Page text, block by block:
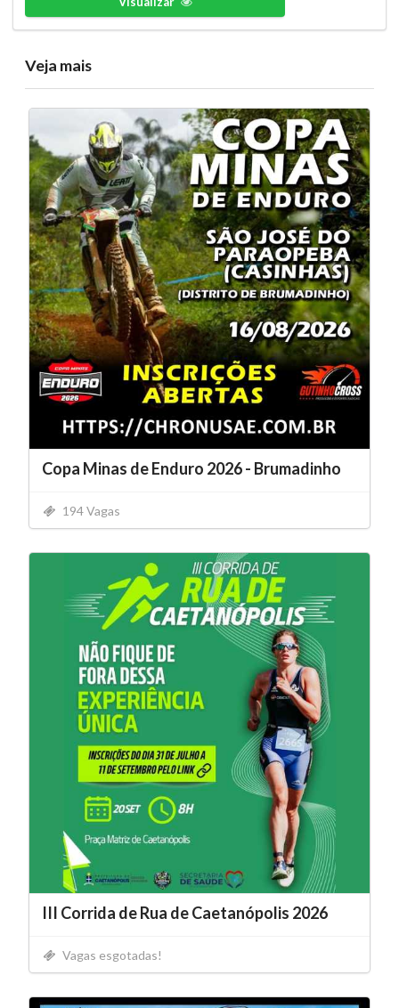
Veja mais
Copa Minas de Enduro 2026 - Brumadinho
194 Vagas
III Corrida de Rua de Caetanópolis 2026
Vagas esgotadas!